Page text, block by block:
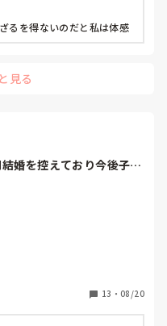
るを得ないのだと私は体感
えがあるため19時半には職
ずに働いても先輩方より
す！
あり現在は主人が主夫をし
いていますが…
達は少なからず何か言われ
見る
婚を控えており今後子ど
で頑張り辞めるか、また
るべきかすごく悩んでい
13 ・ 08/20